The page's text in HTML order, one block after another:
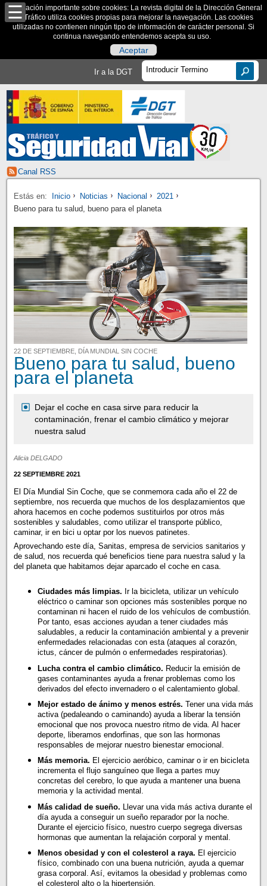
Información importante sobre cookies: La revista digital de la Dirección General
de Tráfico utiliza cookies propias para mejorar la navegación. Las cookies
utilizadas no contienen ningún tipo de información de carácter personal. Si
continua navegando entendemos acepta su uso.
Aceptar
Ir a la DGT
Canal RSS
Estás en: Inicio Noticias Nacional
2021
Bueno para tu salud, bueno para el planeta
22 DE SEPTIEMBRE, DÍA MUNDIAL SIN COCHE
Bueno para tu salud, bueno
para el planeta
Dejar el coche en casa sirve para reducir la
contaminación, frenar el cambio climático y mejorar
nuestra salud
Alicia DELGADO
22 SEPTIEMBRE 2021
El Día Mundial Sin Coche, que se conmemora cada año el 22 de
septiembre, nos recuerda que muchos de los desplazamientos que
ahora hacemos en coche podemos sustituirlos por otros más
sostenibles y saludables, como utilizar el transporte público,
caminar, ir en bici u optar por los nuevos patinetes.
Aprovechando este día, Sanitas, empresa de servicios sanitarios y
de salud, nos recuerda qué beneficios tiene para nuestra salud y la
del planeta que habitamos dejar aparcado el coche en casa.
Ciudades más limpias. Ir la bicicleta, utilizar un vehículo
eléctrico o caminar son opciones más sostenibles porque no
contaminan ni hacen el ruido de los vehículos de combustión.
Por tanto, esas acciones ayudan a tener ciudades más
saludables, a reducir la contaminación ambiental y a prevenir
enfermedades relacionadas con esta (ataques al corazón,
ictus, cáncer de pulmón o enfermedades respiratorias).
Lucha contra el cambio climático. Reducir la emisión de
gases contaminantes ayuda a frenar problemas como los
derivados del efecto invernadero o el calentamiento global.
Mejor estado de ánimo y menos estrés. Tener una vida más
activa (pedaleando o caminando) ayuda a liberar la tensión
emocional que nos provoca nuestro ritmo de vida. Al hacer
deporte, liberamos endorfinas, que son las hormonas
responsables de mejorar nuestro bienestar emocional.
Más memoria. El ejercicio aeróbico, caminar o ir en bicicleta
incrementa el flujo sanguíneo que llega a partes muy
concretas del cerebro, lo que ayuda a mantener una buena
memoria y la actividad mental.
Más calidad de sueño. Llevar una vida más activa durante el
día ayuda a conseguir un sueño reparador por la noche.
Durante el ejercicio físico, nuestro cuerpo segrega diversas
hormonas que aumentan la relajación corporal y mental.
Menos obesidad y con el colesterol a raya. El ejercicio
físico, combinado con una buena nutrición, ayuda a quemar
grasa corporal. Así, evitamos la obesidad y problemas como
el colesterol alto o la hipertensión.